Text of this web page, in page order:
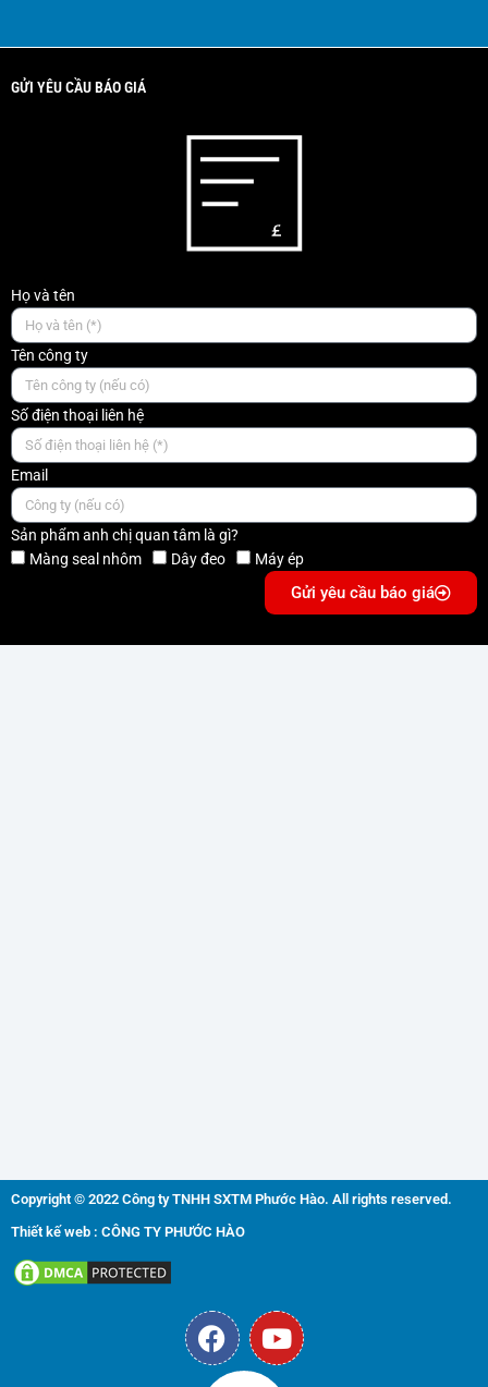
GỬI YÊU CẦU BÁO GIÁ
Họ và tên
Tên công ty
Số điện thoại liên hệ
Email
Sản phẩm anh chị quan tâm là gì?
Màng seal nhôm
Dây đeo Máy ép
Gửi yêu cầu báo giá
Copyright © 2022 Công ty TNHH SXTM Phước Hào. All rights reserved.
Thiết kế web : CÔNG TY PHƯỚC HÀO
F
a
c
Y
o
u